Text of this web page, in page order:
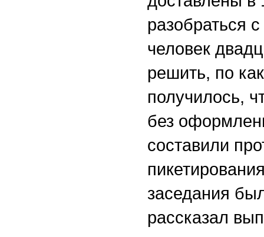
разобраться
человек
решить, по
получилось,
без
составили
заседания
рассказал